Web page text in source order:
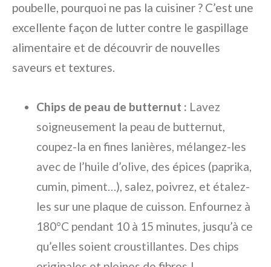
poubelle, pourquoi ne pas la cuisiner ? C’est une
excellente façon de lutter contre le gaspillage
alimentaire et de découvrir de nouvelles
saveurs et textures.
Chips de peau de butternut : Lavez
soigneusement la peau de butternut,
coupez-la en fines lanières, mélangez-les
avec de l’huile d’olive, des épices (paprika,
cumin, piment…), salez, poivrez, et étalez-
les sur une plaque de cuisson. Enfournez à
180°C pendant 10 à 15 minutes, jusqu’à ce
qu’elles soient croustillantes. Des chips